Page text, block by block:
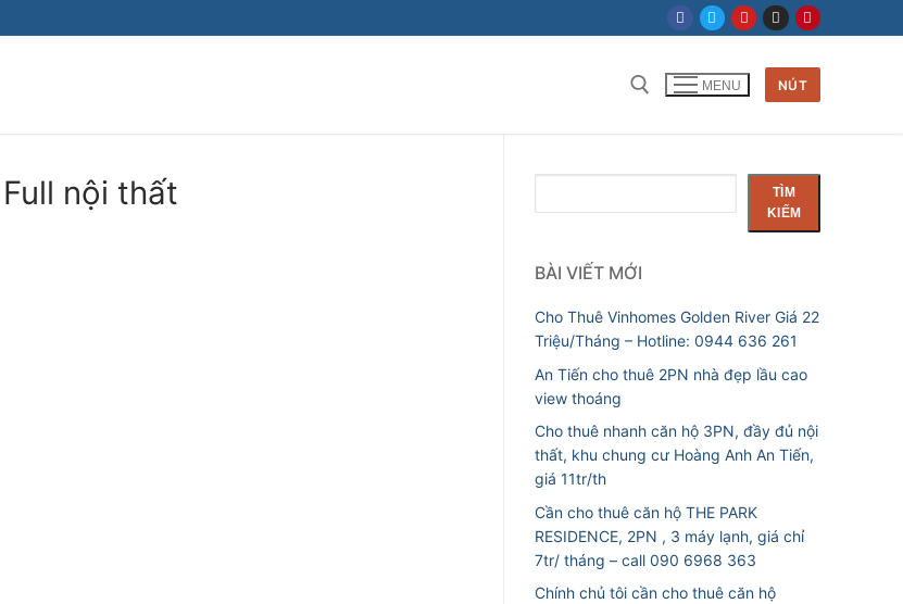
Tìm kiếm cho:
MENU NÚT
nội thất
kiếm
TÌM
KIẾM
BÀI VIẾT MỚI
Cho Thuê Vinhomes Golden River Giá 22
Triệu/Tháng – Hotline: 0944 636 261
An Tiến cho thuê 2PN nhà đẹp lầu cao
view thoáng
Cho thuê nhanh căn hộ 3PN, đầy đủ nội
thất, khu chung cư Hoàng Anh An Tiến,
giá 11tr/th
Cần cho thuê căn hộ THE PARK
RESIDENCE, 2PN , 3 máy lạnh, giá chỉ
7tr/ tháng – call 090 6968 363
Chính chủ tôi cần cho thuê căn hộ